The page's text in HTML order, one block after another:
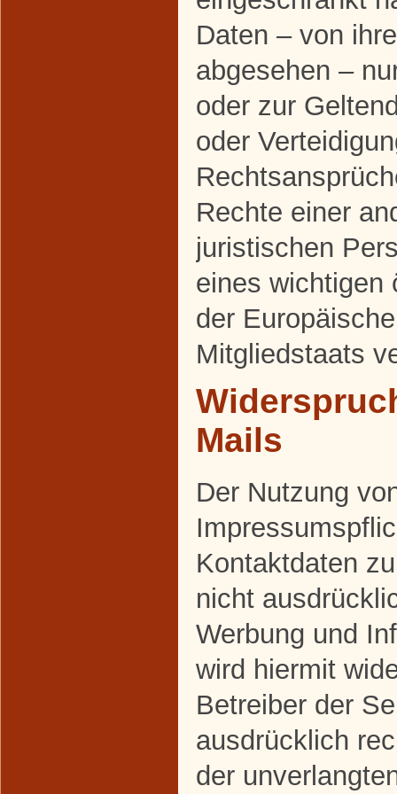
Daten – von
abgesehen –
oder zur
oder
Rechte einer
juristischen
eines wichtigen
der
Mitgliedstaats
Mails
Der Nutzung
Kontaktdaten
nicht
Werbung und
wird hiermit
Betreiber der
ausdrücklich
der